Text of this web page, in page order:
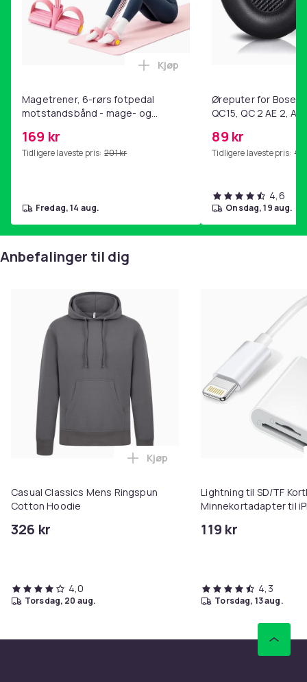
Magetrener, 6-rørs fotpedal
motstandsbånd - mage- og
hjemmegymnastikk Pink
169 kr
Tidligere laveste pris: 201 kr
Legg Magetrener, 6-rørs
Kjøp
fredag, 14 aug.
Øreputer for Bose
QC15, QC 2 AE 2, AE
89 kr
Tidligere laveste pris: 99
4,6
onsdag, 19 aug.
Anbefalinger til dig
Casual Classics Mens Ringspun
Cotton Hoodie
326 kr
Legg Casual Classics Mens
Kjøp
4,0
torsdag, 20 aug.
Lightning til SD/TF
Minnekortadapter til
119 kr
4,3
torsdag, 13 aug.